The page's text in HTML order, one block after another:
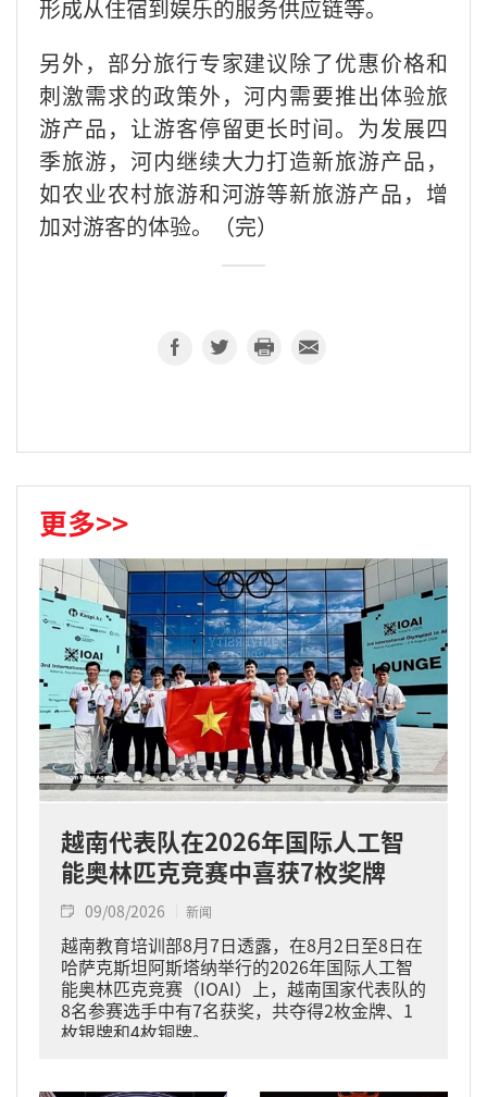
形成从住宿到娱乐的服务供应链等。
另外，部分旅行专家建议除了优惠价格和
刺激需求的政策外，河内需要推出体验旅
游产品，让游客停留更长时间。为发展四
季旅游，河内继续大力打造新旅游产品，
如农业农村旅游和河游等新旅游产品，增
加对游客的体验。（完）
更多>>
越南代表队在2026年国际人工智
能奥林匹克竞赛中喜获7枚奖牌
09/08/2026 新闻
越南教育培训部8月7日透露，在8月2日至8日在
哈萨克斯坦阿斯塔纳举行的2026年国际人工智
能奥林匹克竞赛（IOAI）上，越南国家代表队的
8名参赛选手中有7名获奖，共夺得2枚金牌、1
枚银牌和4枚铜牌。